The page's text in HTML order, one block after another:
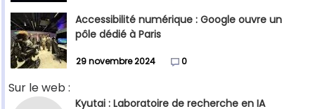
Accessibilité numérique : Google ouvre un
pôle dédié à Paris
29 novembre 2024 0
Sur le web :
Kyutai : Laboratoire de recherche en IA